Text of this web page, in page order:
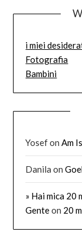
i miei
Fotografia
Bambini
YosefonAm
Danila on
» Hai mica 20
Genteon 20